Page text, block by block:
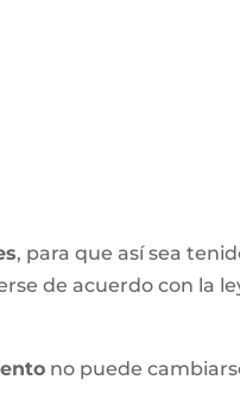
, para que así sea
de acuerdo con la
no puede